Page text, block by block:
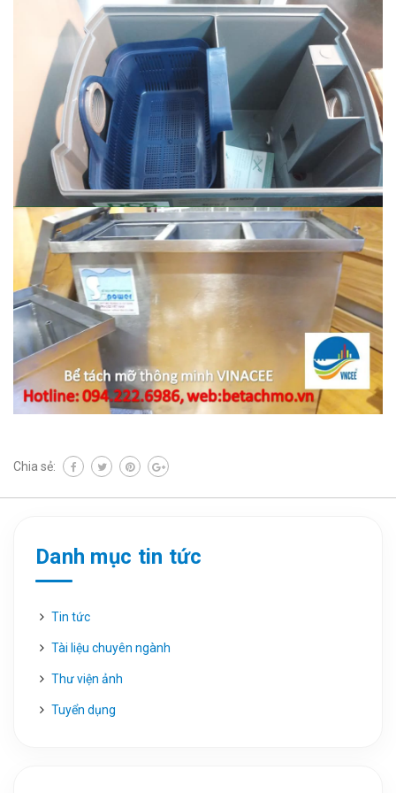
Chia sẻ:
Danh mục tin tức
Tin tức
Tài liệu chuyên ngành
Thư viện ảnh
Tuyển dụng